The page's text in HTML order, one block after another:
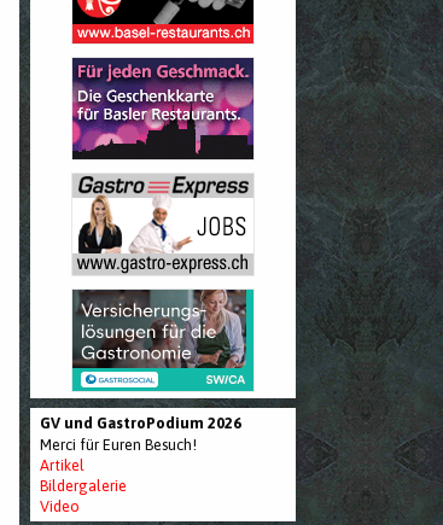
GV und GastroPodium 2026
Merci für Euren Besuch!
Artikel
Bildergalerie
Video